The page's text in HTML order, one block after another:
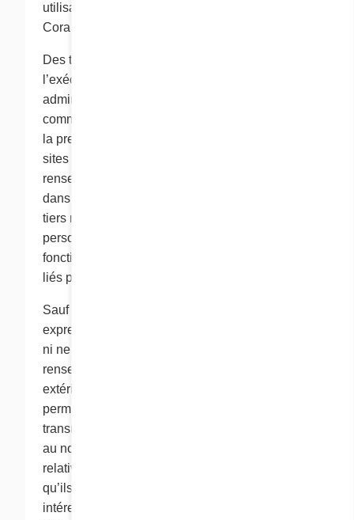
utilisation de ces renseignements par le groupe
Cora est conforme à la présente politique.
Des tiers peuvent être engagés par Cora pour
l’exécution de diverses fonctions
administratives, comme l’exécution de
commandes, la participation à des promotions et
la prestation de services techniques pour nos
sites Web. Ces tiers peuvent avoir accès à vos
renseignements personnels s’ils en ont besoin
dans l’exécution de ces fonctions. Toutefois, ces
tiers ne peuvent utiliser lesdits renseignements
personnels que pour l’exécution de telles
fonctions, et à aucune autre fin. Ces tiers sont
liés par la présente politique de confidentialité.
Sauf si cela fait l’objet d’une prescription
expresse prévue aux présentes, Cora ne vend,
ni ne transfère ou ne divulgue des
renseignements personnels à des tiers
extérieurs au groupe Cora. Toutefois, avec votre
permission, nous pouvons occasionnellement
transmettre des renseignements de marketing
au nom de l’un de nos partenaires commerciaux
relativement à des produits ou des services
qu’ils offrent et qui sont susceptibles de vous
intéresser. Certains partenaires commerciaux de